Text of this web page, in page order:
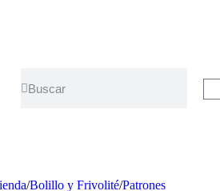
/Bolillo y Frivolité/Patrones